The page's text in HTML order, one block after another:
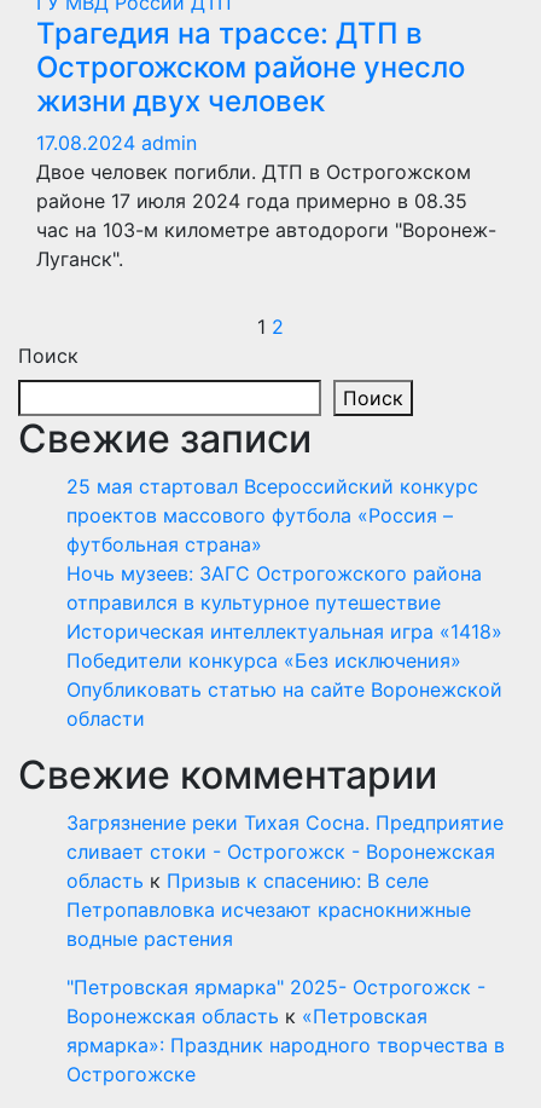
Трагедия на трассе: ДТП в
Острогожском районе унесло
жизни двух человек
17.08.2024 admin
Двое человек погибли. ДТП в Острогожском
районе 17 июля 2024 года примерно в 08.35
час на 103-м километре автодороги "Воронеж-
Луганск".
Пагинация
записей
1 2
Поиск
Поиск
Свежие записи
25 мая стартовал Всероссийский конкурс
проектов массового футбола «Россия –
футбольная страна»
Ночь музеев: ЗАГС Острогожского района
отправился в культурное путешествие
Историческая интеллектуальная игра «1418»
Победители конкурса «Без исключения»
Опубликовать статью на сайте Воронежской
области
Свежие комментарии
Загрязнение реки Тихая Сосна. Предприятие
сливает стоки - Острогожск - Воронежская
область к Призыв к спасению: В селе
Петропавловка исчезают краснокнижные
водные растения
"Петровская ярмарка" 2025- Острогожск -
Воронежская область к «Петровская
ярмарка»: Праздник народного творчества в
Острогожске